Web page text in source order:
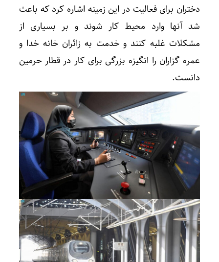
دختران برای فعالیت در این زمینه اشاره کرد که باعث
شد آنها وارد محیط کار شوند و بر بسیاری از
مشکلات غلبه کنند و خدمت به زائران خانه خدا و
عمره گزاران را انگیزه بزرگی برای کار در قطار حرمین
دانست.